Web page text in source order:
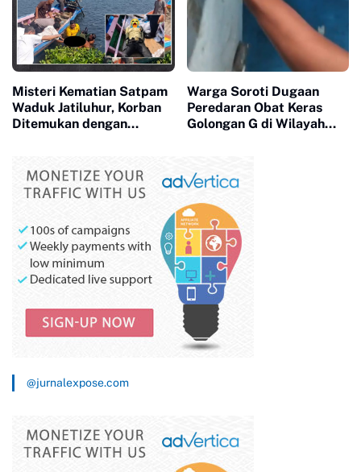
Misteri Kematian Satpam
Waduk Jatiluhur, Korban
Ditemukan dengan
Warga Soroti Dugaan
Peredaran Obat Keras
Golongan G di Wilayah
Pengawasan
@jurnalexpose.com